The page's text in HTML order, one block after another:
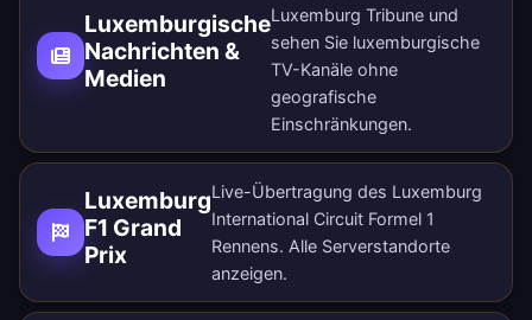
Luxemburgische
Nachrichten &
Medien
Luxemburg Tribune und
sehen Sie luxemburgische
TV-Kanäle ohne
geografische
Einschränkungen.
Luxemburg
F1 Grand
Prix
Live-Übertragung des Luxemburg
International Circuit Formel 1
Rennens. Alle Serverstandorte
anzeigen.